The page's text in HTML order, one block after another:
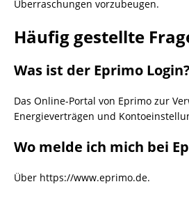
Überraschungen vorzubeugen.
Häufig gestellte
Was ist der Eprimo Login?
Das Online-Portal von Eprimo zur
Energieverträgen und
Wo melde ich mich bei
Über https://www.eprimo.de.